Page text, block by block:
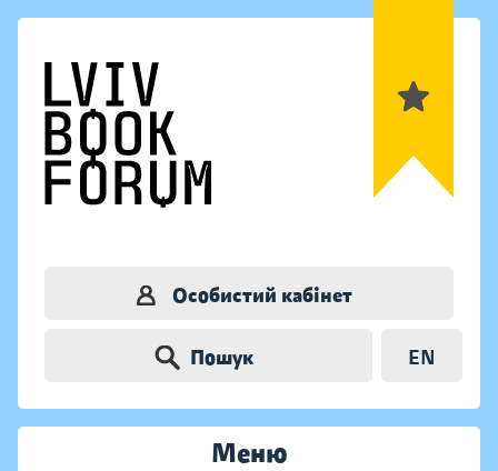
Особистий кабінет
Пошук EN
Меню